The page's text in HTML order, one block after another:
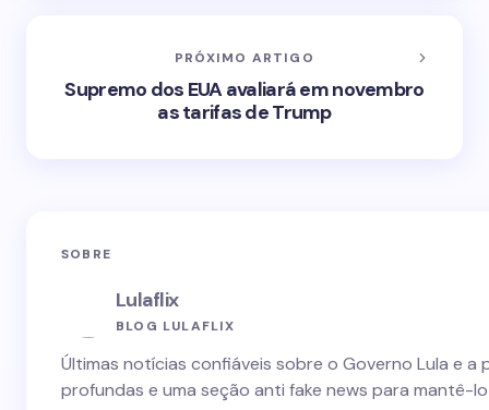
PRÓXIMO ARTIGO
Supremo dos EUA avaliará em novembro
as tarifas de Trump
SOBRE
Lulaflix
BLOG LULAFLIX
Últimas notícias confiáveis sobre o Governo Lula e
profundas e uma seção anti fake news para mantê-